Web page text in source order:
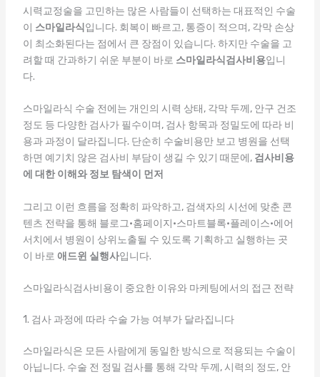
시력교정술을 고민하는 많은 사람들이 선택하는 대표적인 수술
이 스마일라식입니다. 회복이 빠르고, 통증이 적으며, 각막 손상
이 최소화된다는 점에서 큰 장점이 있습니다. 하지만 수술을 고
려할 때 간과하기 쉬운 부분이 바로 스마일라식검사비용입니
다.
스마일라식 수술 전에는 개인의 시력 상태, 각막 두께, 안구 건조
정도 등 다양한 검사가 필수이며, 검사 항목과 정밀도에 따라 비
용과 과정이 달라집니다. 단순히 수술비용만 보고 병원을 선택
하면 예기치 않은 검사비 부담이 생길 수 있기 때문에, 검사비용
에 대한 이해와 정보 탐색이 먼저
그리고 이런 흐름을 정확히 파악하고, 검색자의 시선에 맞춘 콘
텐츠 전략을 통해 블로그·홈페이지·스마트블록·플레이스·에어
서치에서 병원이 상위노출될 수 있도록 기획하고 실행하는 곳
이 바로 애드윈 실행사입니다.
스마일라식검사비용이 중요한 이유와 마케팅에서의 접근 전략
1. 검사 과정에 따라 수술 가능 여부가 달라집니다
스마일라식은 모든 사람에게 동일한 방식으로 적용되는 수술이
아닙니다. 수술 전 정밀 검사를 통해 각막 두께, 시력의 정도, 안